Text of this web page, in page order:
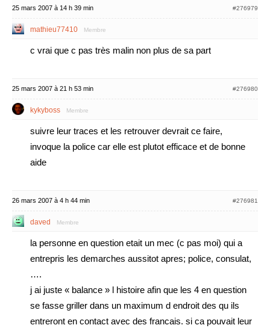
25 mars 2007 à 14 h 39 min #276979
mathieu77410 Membre
c vrai que c pas très malin non plus de sa part
25 mars 2007 à 21 h 53 min #276980
kykyboss Membre
suivre leur traces et les retrouver devrait ce faire,
invoque la police car elle est plutot efficace et de bonne
aide
26 mars 2007 à 4 h 44 min #276981
daved Membre
la personne en question etait un mec (c pas moi) qui a
entrepris les demarches aussitot apres; police, consulat,
….
j ai juste « balance » l histoire afin que les 4 en question
se fasse griller dans un maximum d endroit des qu ils
entreront en contact avec des francais. si ca pouvait leur